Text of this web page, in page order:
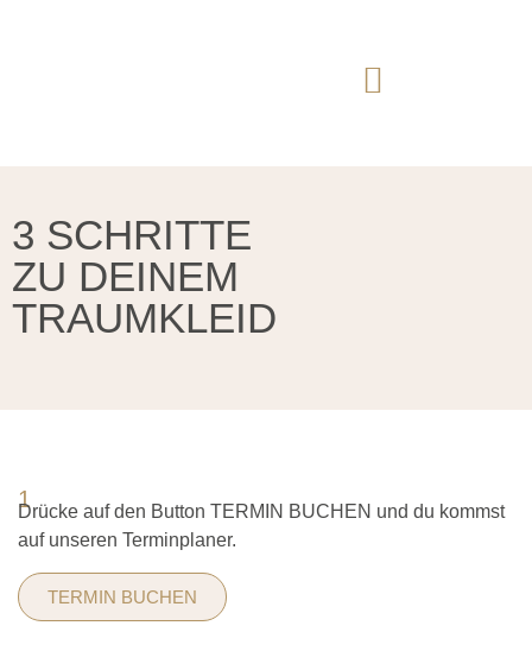
3 SCHRITTE
ZU DEINEM
TRAUMKLEID
1
Drücke auf den Button TERMIN BUCHEN und du kommst
auf unseren Terminplaner.
TERMIN BUCHEN